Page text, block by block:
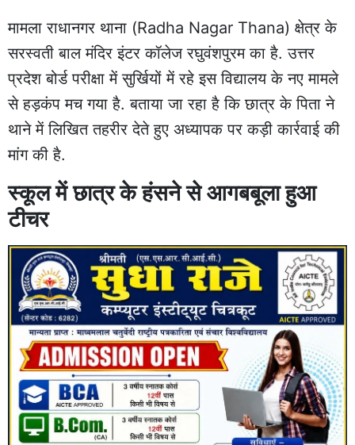
मामला राधानगर थाना (Radha Nagar Thana) क्षेत्र के
सरस्वती बाल मंदिर इंटर कॉलेज रघुवंशपुरम का है. उत्तर
प्रदेश बोर्ड परीक्षा में सुर्खियों में रहे इस विद्यालय के नए मामले
से हड़कंप मच गया है. बताया जा रहा है कि छात्र के पिता ने
थाने में लिखित तहरीर देते हुए अध्यापक पर कड़ी कार्रवाई की
मांग की है.
स्कूल में छात्र के हंसने से आगबबूला हुआ
टीचर